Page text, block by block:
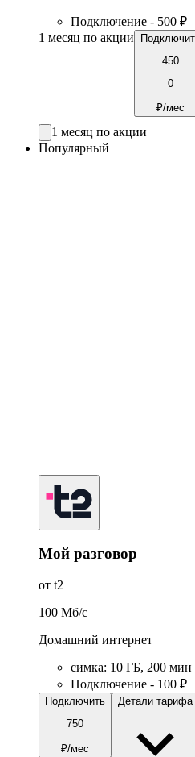
Подключение - 500 ₽
1 месяц по акции
450
0
₽/мес
1 месяц по акции
Популярный
Мой разговор
от t2
100 Мб/c
Домашний интернет
симка: 10 ГБ, 200 мин
Подключение - 100 ₽
Подключить
750
₽/мес
Детали тарифа